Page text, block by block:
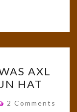
AXL
HAT
Comments
2 Comments